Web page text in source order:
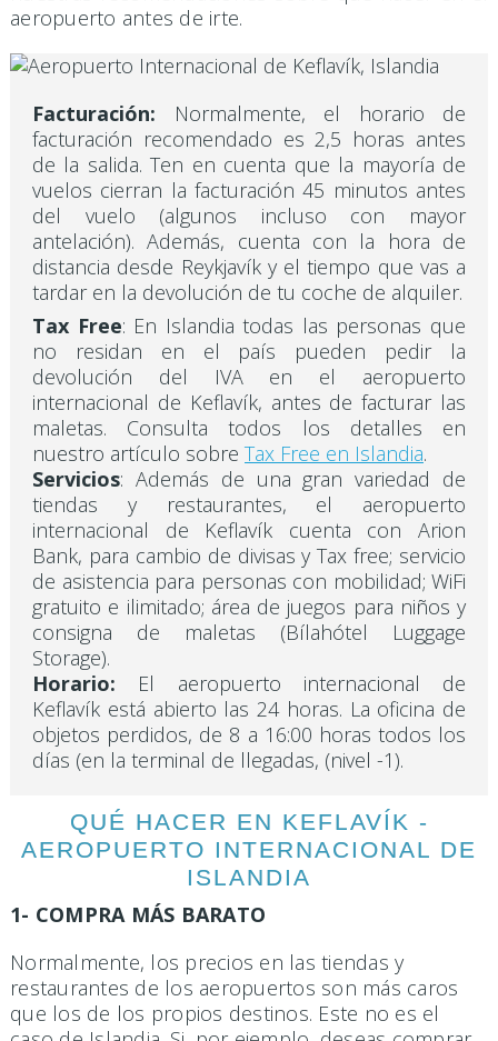
aeropuerto antes de irte.
Facturación:
Normalmente, el horario de
facturación recomendado es 2,5 horas antes
de la salida. Ten en cuenta que la mayoría de
vuelos cierran la facturación 45 minutos antes
del vuelo (algunos incluso con mayor
antelación). Además, cuenta con la hora de
distancia desde Reykjavík y el tiempo que vas a
tardar en la devolución de tu coche de alquiler.
Tax Free: En Islandia todas las personas que
no residan en el país pueden pedir la
devolución del IVA en el aeropuerto
internacional de Keflavík, antes de facturar las
maletas. Consulta todos los detalles en
nuestro artículo sobre Tax Free en Islandia.
Servicios: Además de una gran variedad de
tiendas y restaurantes, el aeropuerto
internacional de Keflavík cuenta con Arion
Bank, para cambio de divisas y Tax free; servicio
de asistencia para personas con mobilidad; WiFi
gratuito e ilimitado; área de juegos para niños y
consigna de maletas (Bílahótel Luggage
Storage).
Horario: El aeropuerto internacional de
Keflavík está abierto las 24 horas. La oficina de
objetos perdidos, de 8 a 16:00 horas todos los
días (en la terminal de llegadas, (nivel -1).
QUÉ HACER EN KEFLAVÍK -
AEROPUERTO INTERNACIONAL DE
ISLANDIA
1- COMPRA MÁS BARATO
Normalmente, los precios en las tiendas y
restaurantes de los aeropuertos son más caros
que los de los propios destinos. Este no es el